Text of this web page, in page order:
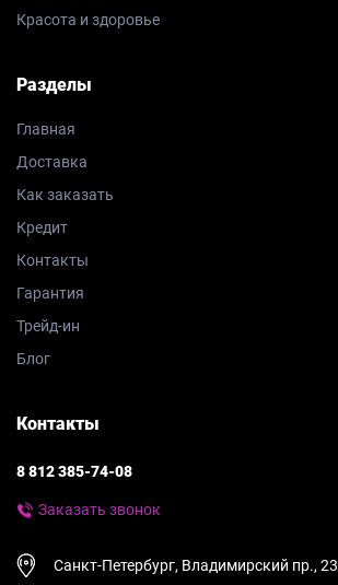
Красота и здоровье
Разделы
Главная
Доставка
Как заказать
Кредит
Контакты
Гарантия
Трейд-ин
Блог
Контакты
8 812 385-74-08
Заказать звонок
Санкт-Петербург, Владимирский пр., 23